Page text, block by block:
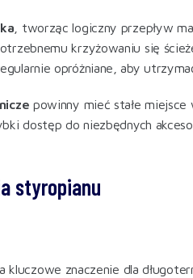
, tworząc logiczny przepływ
krzyżowaniu się
opróżniane, aby
powinny mieć stałe
dostęp do niezbędnych
styropianu
kluczowe znaczenie dla